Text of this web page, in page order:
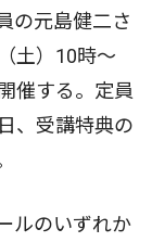
の元島健二さ
土）10時〜
催する。定員
、受講特典の
ルのいずれか